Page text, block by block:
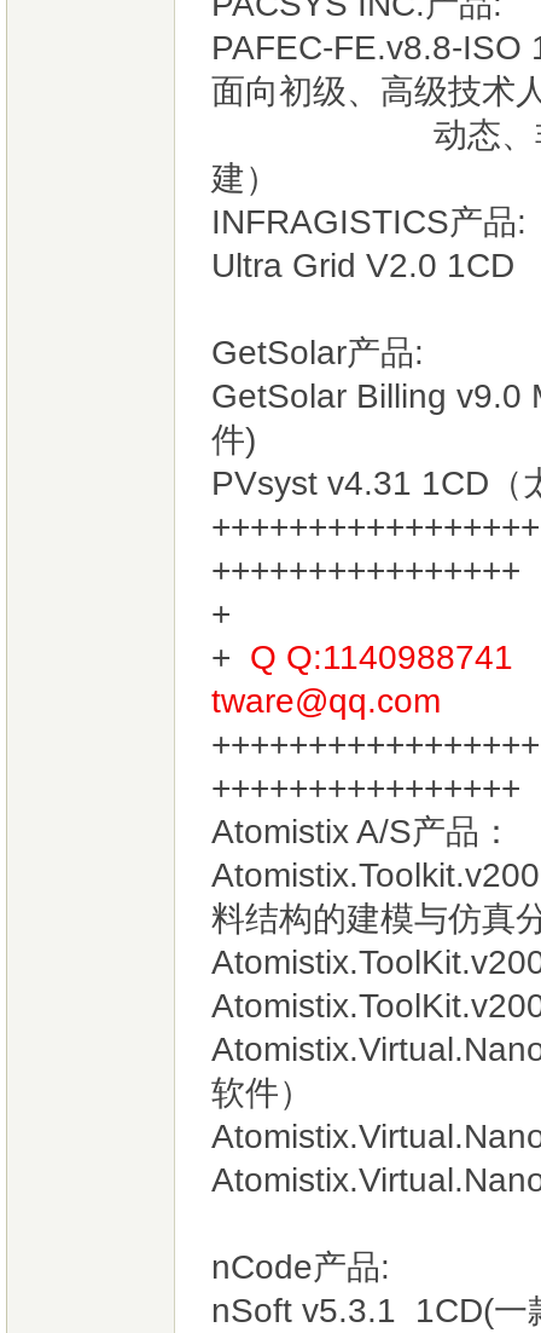
PAFEC-FE.v8.8-ISO
面向初级、高级技术
动态、非线性
建）
INFRAGISTICS产品:
Ultra Grid V2.0 1CD
GetSolar产品:
GetSolar Billing v9.0
件)
PVsyst v4.31 1CD（
++++++++++++++++
+ Q Q:1140988741
tware@qq.com
Atomistix A/S产品：
料结构的建模与仿真
软件）
nCode产品:
nSoft v5.3.1 1CD(一